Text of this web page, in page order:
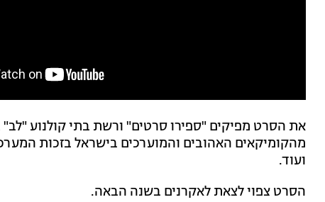
את הסרט מפיקים "ספירו סרטים" ורשת בתי קולנוע
מהקומיקאים האהובים והמוערכים בישראל בזכות
ועוד.
הסרט צפוי לצאת לאקרנים בשנה הבאה.